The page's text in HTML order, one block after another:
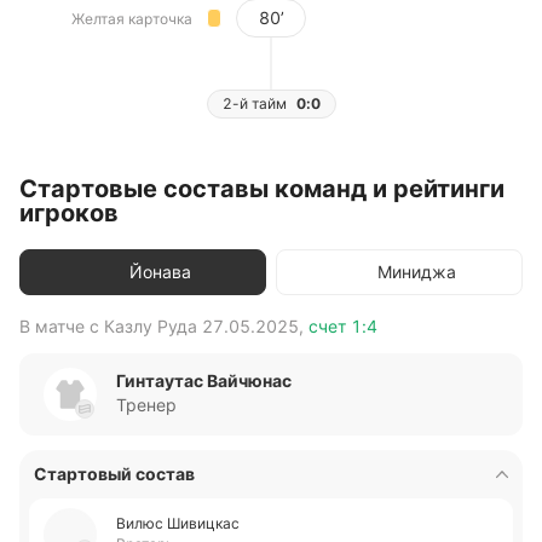
Желтая карточка 80’
2-й тайм 0:0
Стартовые составы команд и рейтинги
игроков
Йонава Миниджа
В матче с Казлу Руда 27.05.2025, счет 1:4
Гинтаутас Вайчюнас
Тренер
Стартовый состав
Вилюс Ши­ви­цкас